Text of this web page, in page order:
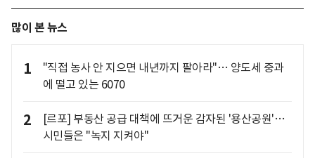
많이 본 뉴스
1
"직접 농사 안 지으면 내년까지 팔아라"… 양도세 중과
에 떨고 있는 6070
2
[르포] 부동산 공급 대책에 뜨거운 감자된 '용산공원'…
시민들은 "녹지 지켜야"